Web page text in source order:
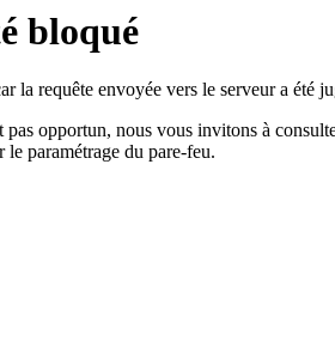
bloqué
la requête envoyée vers le serveur a été
opportun, nous vous invitons à
paramétrage du pare-feu.